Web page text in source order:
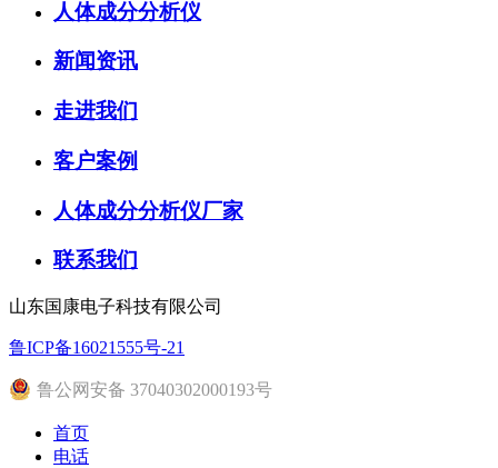
人体成分分析仪
新闻资讯
走进我们
客户案例
人体成分分析仪厂家
联系我们
山东国康电子科技有限公司
鲁ICP备16021555号-21
鲁公网安备 37040302000193号
首页
电话